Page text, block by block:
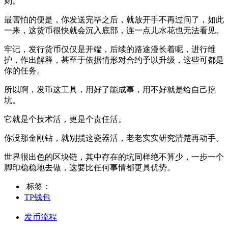
最害怕的便是，你发送完毕之后，就放开手不再过问了，如此
一来，这货币很快就会沉入底部，连一点儿水花也无法看见。
牢记，发行货币仅仅是开端，后续的路途漫长着呢，进行维
护，作出解释，甚至于依据情形对合约予以升级，这些可都是
你的任务。
所以啊，发币这工具，用好了能成事，用不好就是给自己挖
坑。
它就是个技术活，更是个责任活。
你没那金刚钻，就别揽这瓷器活，老老实实研究清楚再动手。
世界很出色的区块链，其中存在的坑同样绝不算少，一步一个
脚印稳稳地去做，这要比任何事情都更具优势。
标签：
TP钱包
发币流程